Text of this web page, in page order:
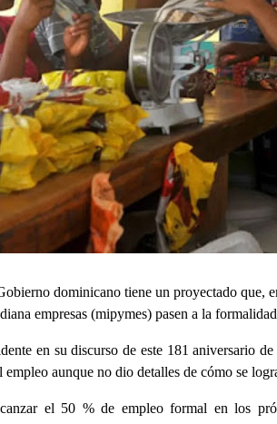
dominicano tiene un proyectado que,
empresas (mipymes) pasen a la
en su discurso de este 181 aniversario
empleo aunque no dio detalles de cómo se
el 50 % de empleo formal en los